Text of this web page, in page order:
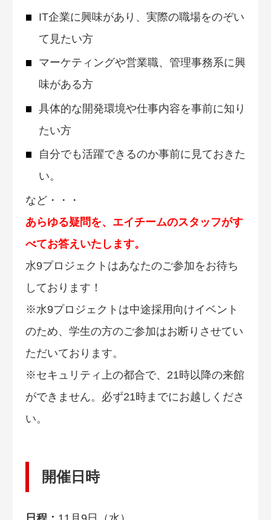
IT企業に興味があり、実際の職場をのぞい
て見たい方
マーケティングや営業職、管理事務系に興
味がある方
具体的な開発環境や仕事内容を事前に知り
たい方
自分でも活躍できるのか事前に見ておきた
い。
など・・・
あらゆる疑問を、エイチームのスタッフがす
べてお答えいたします。
水9プロジェクトはあなたのご参加をお待ち
しております！
※水9プロジェクトは中途採用向けイベント
のため、学生の方のご参加はお断りさせてい
ただいております。
※セキュリティ上の都合で、21時以降の来館
ができません。必ず21時までにお越しくださ
い。
開催日時